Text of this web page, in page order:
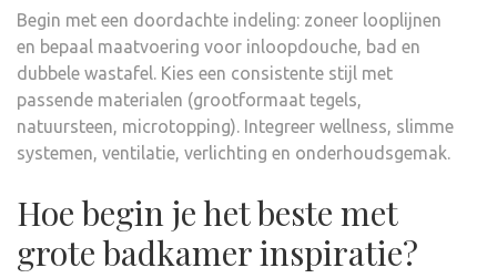
Begin met een doordachte indeling: zoneer looplijnen
en bepaal maatvoering voor inloopdouche, bad en
dubbele wastafel. Kies een consistente stijl met
passende materialen (grootformaat tegels,
natuursteen, microtopping). Integreer wellness, slimme
systemen, ventilatie, verlichting en onderhoudsgemak.
Hoe begin je het beste met
grote badkamer inspiratie?